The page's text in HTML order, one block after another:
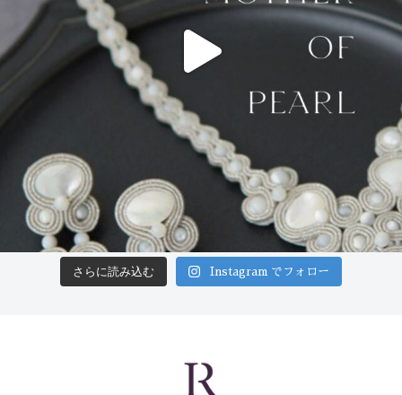
さらに読み込む Instagram でフォロー